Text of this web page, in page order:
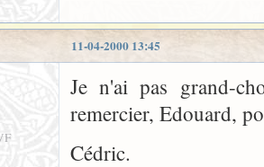
11-04-2000 13:45
Je n'ai pas grand-
remercier, Edouard,
Cédric.